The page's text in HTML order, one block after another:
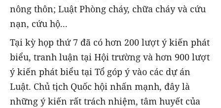
nông thôn; Luật Phòng cháy, chữa cháy và cứu
nạn, cứu hộ...
Tại kỳ họp thứ 7 đã có hơn 200 lượt ý kiến phát
biểu, tranh luận tại Hội trường và hơn 900 lượt
ý kiến phát biểu tại Tổ góp ý vào các dự án
Luật. Chủ tịch Quốc hội nhấn mạnh, đây là
những ý kiến rất trách nhiệm, tâm huyết của